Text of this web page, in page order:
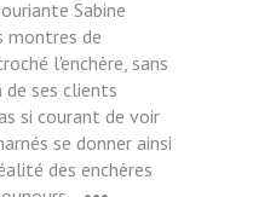
Sabine
montres de
l'enchère, sans
ses clients
si courant de voir
se donner ainsi
des enchères